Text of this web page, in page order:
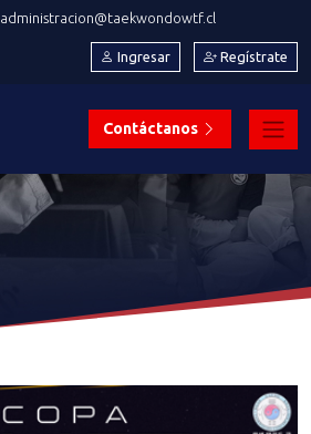
administracion@taekwondowtf.cl
Ingresar Regístrate
Contáctanos